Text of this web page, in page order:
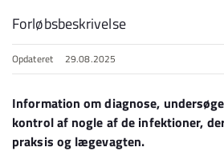
Forløbsbeskrivelse
Opdateret 29.08.2025
Information om diagnose,
kontrol af nogle af de infektioner,
praksis og lægevagten.